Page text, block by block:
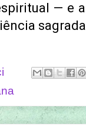
— e